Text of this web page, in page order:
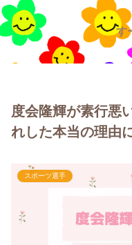
す
度会隆輝が素行悪
れした本当の理由
スポーツ選手